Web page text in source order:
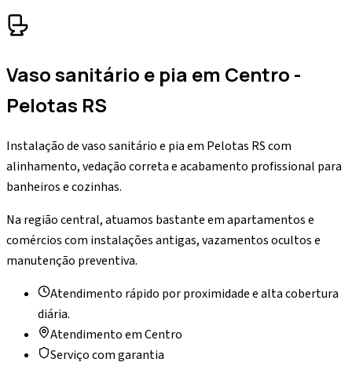
Vaso sanitário e pia em Centro -
Pelotas RS
Instalação de vaso sanitário e pia em Pelotas RS com
alinhamento, vedação correta e acabamento profissional para
banheiros e cozinhas.
Na região central, atuamos bastante em apartamentos e
comércios com instalações antigas, vazamentos ocultos e
manutenção preventiva.
Atendimento rápido por proximidade e alta cobertura
diária.
Atendimento emCentro
Serviço com garantia